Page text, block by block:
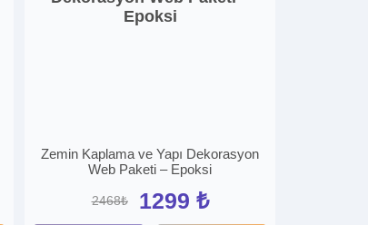
Zemin Kaplama ve Yapı Dekorasyon
Web Paketi – Epoksi
2468₺ 1299 ₺